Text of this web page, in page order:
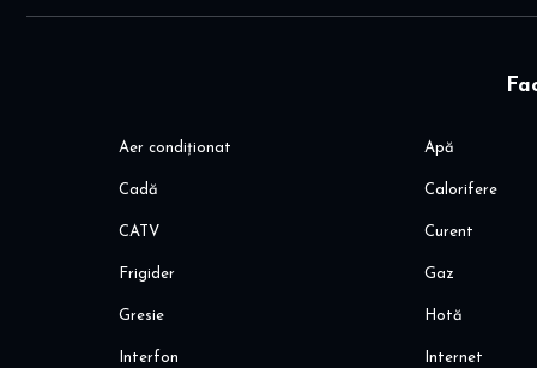
Aer condiționat Apă
Cadă Calorifere
CATV Curent
Frigider Gaz
Gresie Hotă
Interfon Internet